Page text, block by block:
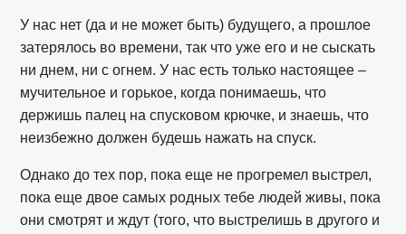
У нас нет (да и не может быть) будущего, а прошлое
затерялось во времени, так что уже его и не сыскать
ни днем, ни с огнем. У нас есть только настоящее –
мучительное и горькое, когда понимаешь, что
держишь палец на спусковом крючке, и знаешь, что
неизбежно должен будешь нажать на спуск.
Однако до тех пор, пока еще не прогремел выстрел,
пока еще двое самых родных тебе людей живы, пока
они смотрят и ждут (того, что выстрелишь в другого и